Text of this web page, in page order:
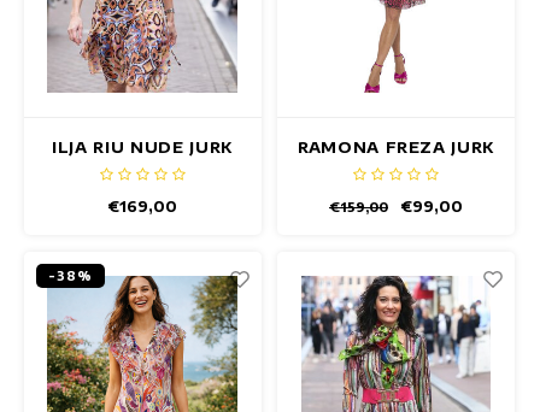
ILJA RIU NUDE JURK
€169,00
RAMONA FREZA JURK
€159,00 €99,00
-38%